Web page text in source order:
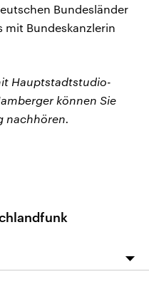
Bundesländer
mit Bundeskanzlerin
Hauptstadtstudio-
können Sie
nachhören.